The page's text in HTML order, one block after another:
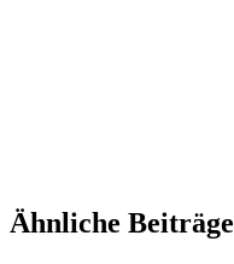
Ähnliche Beiträge